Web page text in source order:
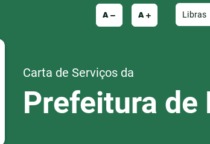
A A Libras
Carta de Serviços da
Prefeitura de